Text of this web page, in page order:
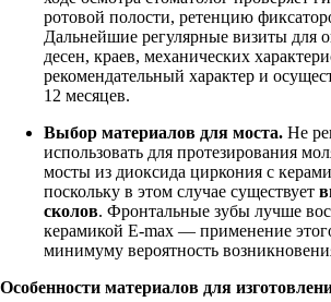
ротовой полости, ретенцию
Дальнейшие регулярные визиты для
десен, краев, механических
рекомендательный характер и
12 месяцев.
Выбор материалов для моста. Не
использовать для протезирования
мосты из диоксида циркония с
поскольку в этом случае существует
сколов. Фронтальные зубы лучше
керамикой E-max — применение
минимуму вероятность
Особенности материалов для